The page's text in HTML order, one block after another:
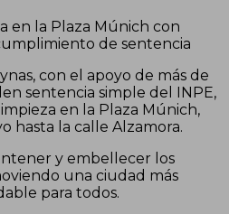
en la Plaza Múnich con
de sentencia
con el apoyo de más de
sentencia simple del INPE,
en la Plaza Múnich,
hasta la calle Alzamora.
y embellecer los
una ciudad más
para todos.